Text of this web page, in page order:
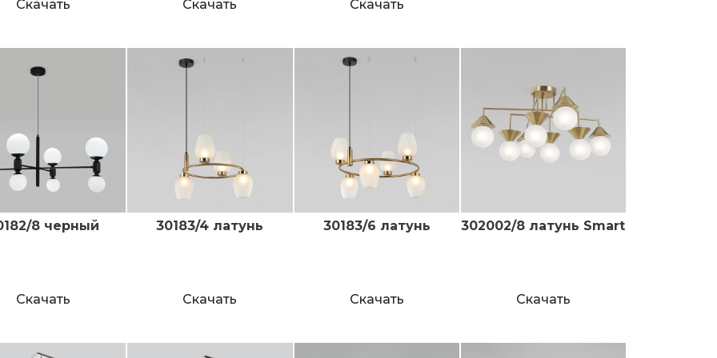
Скачать Скачать Скачать
8 черный
Скачать
30183/4 латунь
Скачать
30183/6 латунь
Скачать
302002/8 латунь Smart
Скачать